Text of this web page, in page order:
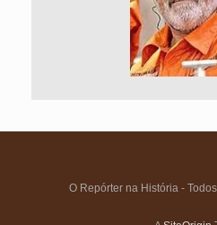
O Repórter na História -